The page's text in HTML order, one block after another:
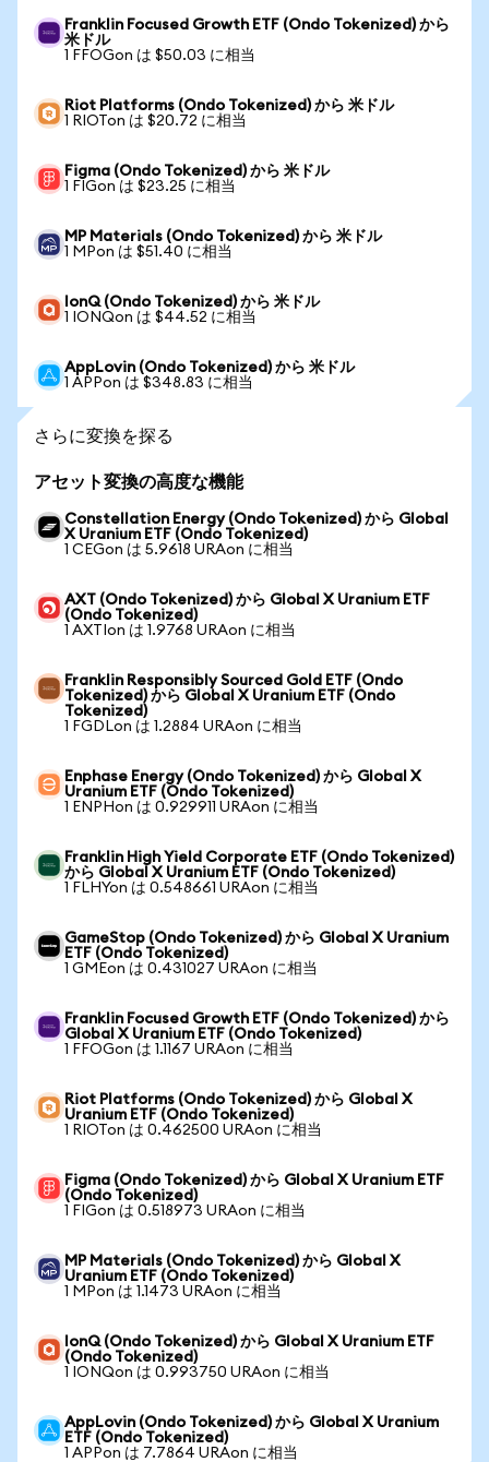
Franklin Focused Growth ETF (Ondo Tokenized) から
米ドル
1 FFOGon は $50.03 に相当
Riot Platforms (Ondo Tokenized) から 米ドル
1 RIOTon は $20.72 に相当
Figma (Ondo Tokenized) から 米ドル
1 FIGon は $23.25 に相当
MP Materials (Ondo Tokenized) から 米ドル
1 MPon は $51.40 に相当
IonQ (Ondo Tokenized) から 米ドル
1 IONQon は $44.52 に相当
AppLovin (Ondo Tokenized) から 米ドル
1 APPon は $348.83 に相当
さらに変換を探る
アセット変換の高度な機能
Constellation Energy (Ondo Tokenized) から Global
X Uranium ETF (Ondo Tokenized)
1 CEGon は 5.9618 URAon に相当
AXT (Ondo Tokenized) から Global X Uranium ETF
(Ondo Tokenized)
1 AXTIon は 1.9768 URAon に相当
Franklin Responsibly Sourced Gold ETF (Ondo
Tokenized) から Global X Uranium ETF (Ondo
Tokenized)
1 FGDLon は 1.2884 URAon に相当
Enphase Energy (Ondo Tokenized) から Global X
Uranium ETF (Ondo Tokenized)
1 ENPHon は 0.929911 URAon に相当
Franklin High Yield Corporate ETF (Ondo Tokenized)
から Global X Uranium ETF (Ondo Tokenized)
1 FLHYon は 0.548661 URAon に相当
GameStop (Ondo Tokenized) から Global X Uranium
ETF (Ondo Tokenized)
1 GMEon は 0.431027 URAon に相当
Franklin Focused Growth ETF (Ondo Tokenized) から
Global X Uranium ETF (Ondo Tokenized)
1 FFOGon は 1.1167 URAon に相当
Riot Platforms (Ondo Tokenized) から Global X
Uranium ETF (Ondo Tokenized)
1 RIOTon は 0.462500 URAon に相当
Figma (Ondo Tokenized) から Global X Uranium ETF
(Ondo Tokenized)
1 FIGon は 0.518973 URAon に相当
MP Materials (Ondo Tokenized) から Global X
Uranium ETF (Ondo Tokenized)
1 MPon は 1.1473 URAon に相当
IonQ (Ondo Tokenized) から Global X Uranium ETF
(Ondo Tokenized)
1 IONQon は 0.993750 URAon に相当
AppLovin (Ondo Tokenized) から Global X Uranium
ETF (Ondo Tokenized)
1 APPon は 7.7864 URAon に相当